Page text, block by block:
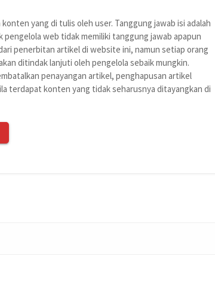
yang di tulis oleh user. Tanggung jawab isi adalah
web tidak memiliki tanggung jawab apapun
penerbitan artikel di website ini, namun setiap orang
ditindak lanjuti oleh pengelola sebaik mungkin.
penayangan artikel, penghapusan artikel
terdapat konten yang tidak seharusnya ditayangkan di